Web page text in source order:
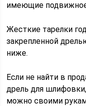
имеющие
Жесткие тарелки
закрепленной
ниже.
Если не найти в
дрель для
можно своими